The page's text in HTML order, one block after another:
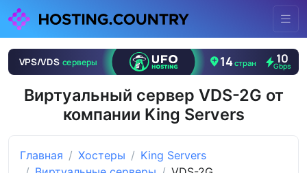
Виртуальный сервер VDS-2G от
компании King Servers
Главная Хостеры
King Servers